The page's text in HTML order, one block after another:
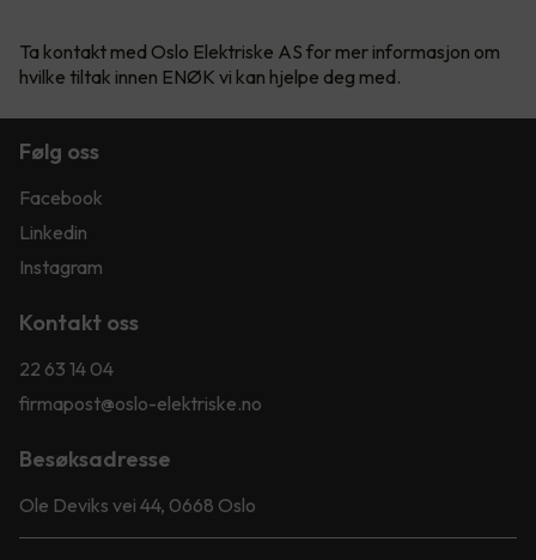
Ta kontakt med Oslo Elektriske AS for mer informasjon om
hvilke tiltak innen ENØK vi kan hjelpe deg med.
Følg oss
Facebook
Linkedin
Instagram
Kontakt oss
22 63 14 04
firmapost@oslo-elektriske.no
Besøksadresse
Ole Deviks vei 44, 0668 Oslo